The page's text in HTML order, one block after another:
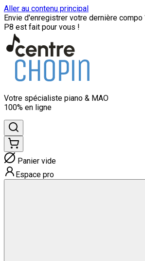
Aller au contenu principal
Envie d'enregistrer votre dernière compo
P8 est fait pour vous !
Votre spécialiste piano & MAO
100% en ligne
Panier vide
Espace pro